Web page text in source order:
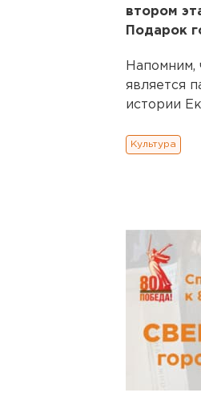
втором
Подарок
Напомним,
является
истории
Культура